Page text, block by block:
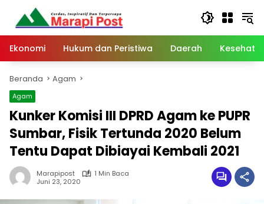
Langsung
konten
Ekonomi
Hukum dan Peristiwa Daerah
Beranda Agam
Agam
Kunker Komisi III DPRD Agam ke PUPR
Sumbar, Fisik Tertunda 2020 Belum
Tentu Dapat Dibiayai Kembali 2021
Marapipost
1 Min Baca
Juni 23, 2020